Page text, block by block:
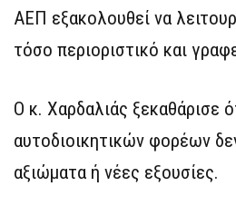
ΑΕΠ εξακολουθεί να
τόσο περιοριστικό και
Ο κ. Χαρδαλιάς ξεκαθάρισε
αυτοδιοικητικών φορέων
αξιώματα ή νέες εξουσίες.